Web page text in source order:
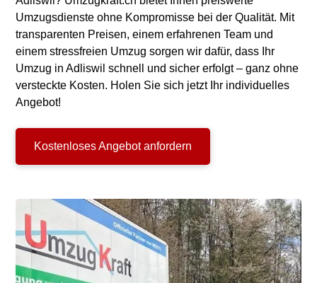
Umzugsdienste ohne Kompromisse bei der Qualität. Mit
transparenten Preisen, einem erfahrenen Team und
einem stressfreien Umzug sorgen wir dafür, dass Ihr
Umzug in Adliswil schnell und sicher erfolgt – ganz ohne
versteckte Kosten. Holen Sie sich jetzt Ihr individuelles
Angebot!
Kostenloses Angebot anfordern